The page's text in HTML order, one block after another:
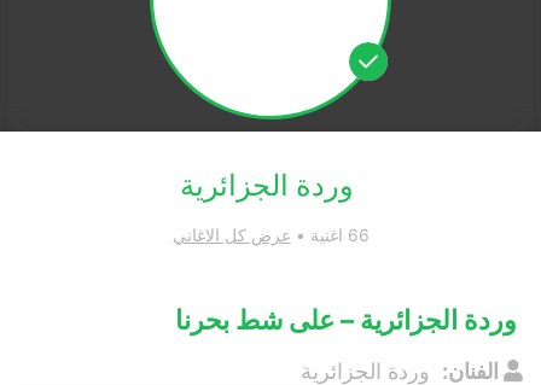
وردة الجزائرية
66 اغنية • عرض كل الاغاني
وردة الجزائرية – على شط بحرنا
الفنان:
وردة الجزائرية